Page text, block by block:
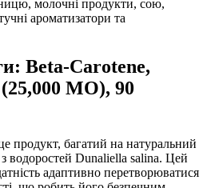
молочні продукти, сою,
ароматизатори та
Beta-Carotene,
(25,000 МО), 90
продукт, багатий на натуральний
водоростей Dunaliella salina. Цей
адаптивно перетворюватися